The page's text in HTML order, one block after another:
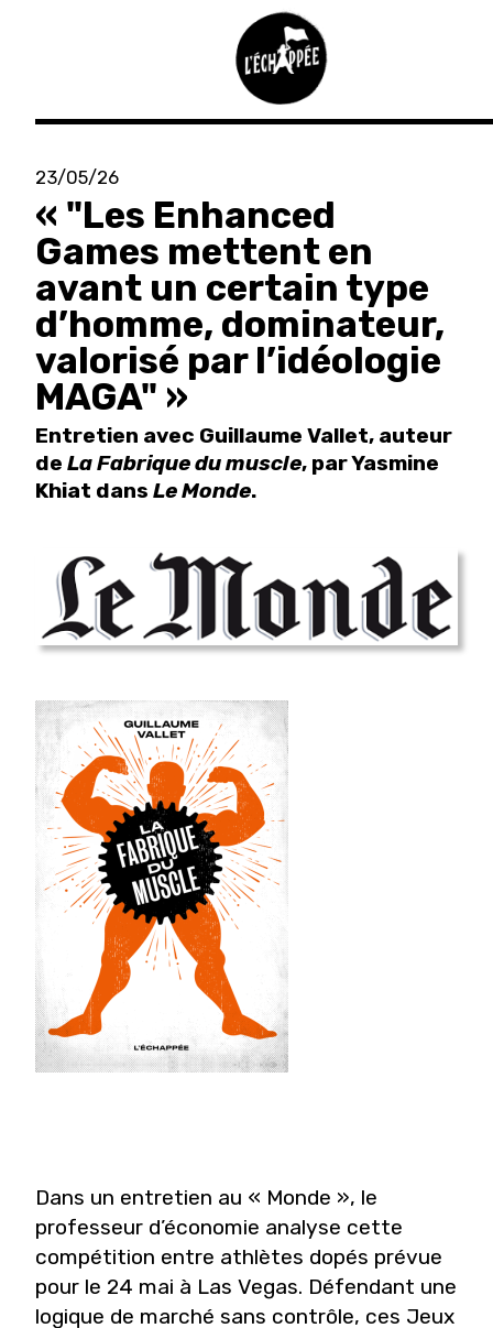
Aller
contenu
principal
23/05/26
« "Les Enhanced
Games mettent en
avant un certain type
d’homme, dominateur,
valorisé par l’idéologie
MAGA" »
Entretien avec Guillaume Vallet, auteur
de La Fabrique du muscle, par Yasmine
Khiat dans Le Monde.
Dans un entretien au « Monde », le
professeur d’économie analyse cette
compétition entre athlètes dopés prévue
pour le 24 mai à Las Vegas. Défendant une
logique de marché sans contrôle, ces Jeux